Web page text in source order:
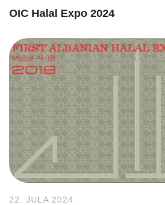
OIC Halal Expo 2024
22. JULA 2024.